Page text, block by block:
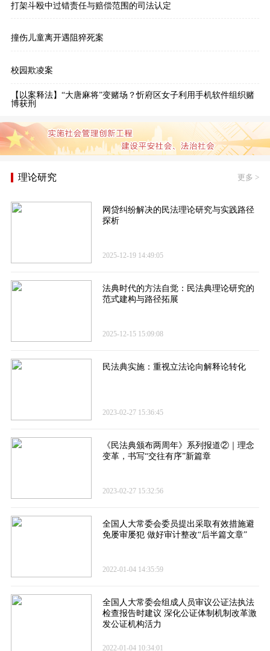
打架斗殴中过错责任与赔偿范围的司法认定
撞伤儿童离开遇阻猝死案
校园欺凌案
【以案释法】“大唐麻将”变赌场？忻府区女子利用手机软件组织赌
博获刑
理论研究 更多 >
网贷纠纷解决的民法理论研究与实践路径
探析
2025-12-19 14:49:05
法典时代的方法自觉：民法典理论研究的
范式建构与路径拓展
2025-12-15 15:09:08
民法典实施：重视立法论向解释论转化
2023-02-27 15:36:45
《民法典颁布两周年》系列报道②｜理念
变革，书写“交往有序”新篇章
2023-02-27 15:32:56
全国人大常委会委员提出采取有效措施避
免屡审屡犯 做好审计整改“后半篇文章”
2022-01-04 14:35:59
全国人大常委会组成人员审议公证法执法
检查报告时建议 深化公证体制机制改革激
发公证机构活力
2022-01-04 10:34:01